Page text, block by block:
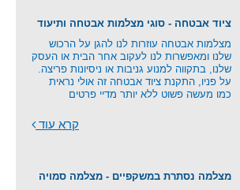
ציוד אבטחה - סוגי מצלמות אבטחה ותיעוד
מצלמות אבטחה עוזרות לנו להגן על הרכוש
שלנו ומאפשרות לנו לעקוב אחר הבית או העסק
שלנו, בתקווה למנוע גניבות או ניסיונות פריצה.
על פניו, התקנת ציוד אבטחה זה אולי נראית
כמו מעשה פשוט ללא יותר מדיי פרטים
קרא עוד
מצלמה נסתרת במשקפיים - מצלמה סמויה